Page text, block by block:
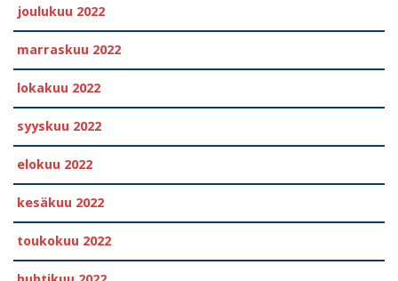
joulukuu 2022
marraskuu 2022
lokakuu 2022
syyskuu 2022
elokuu 2022
kesäkuu 2022
toukokuu 2022